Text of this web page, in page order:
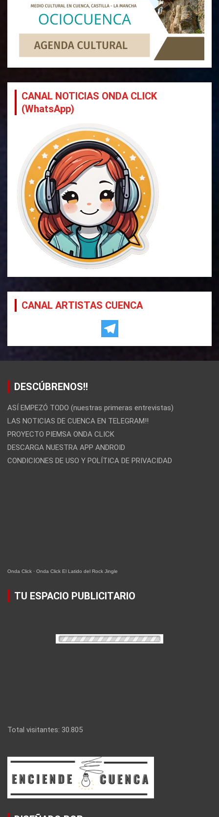
CANAL NOTICIAS ONDA CLICK
(WhatsApp)
CANAL ARTISTAS CUENCA
DESCÚBRENOS!!
ASÍ EMPEZÓ TODO (nuestras primeras entrevistas)
LAS NOTICIAS DE CUENCA EN TELEGRAM!!
PROYECTO PIEMSA ONDA CLICK
DESCARGA NUESTRA APP ANDROID
CONDICIONES DE USO Y POLÍTICA DE PRIVACIDAD
Onda Click · Onda Click El Latido del Rock Jingle
TU ESPACIO PUBLICITARIO
Total visitantes: 30.805